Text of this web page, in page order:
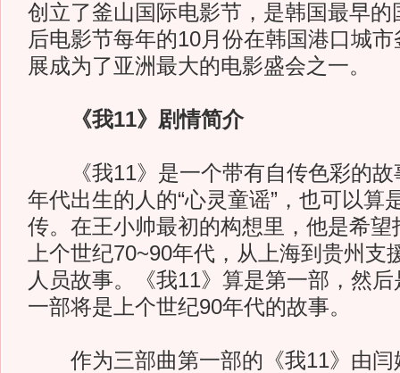
创立了釜山国际电影节，是韩国最早的
后电影节每年的10月份在韩国港口城
展成为了亚洲最大的电影盛会之一。
《我11》剧情简介
《我11》是一个带有自传色彩的故
年代出生的人的“心灵童谣”，也可以算
传。在王小帅最初的构想里，他是希望
上个世纪70~90年代，从上海到贵州支
人员故事。《我11》算是第一部，然
一部将是上个世纪90年代的故事。
作为三部曲第一部的《我11》由闫